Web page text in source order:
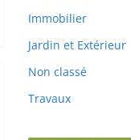
Immobilier
Jardin et Extérieur
Non classé
Travaux